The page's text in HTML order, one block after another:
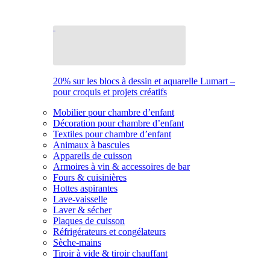
20% sur les blocs à dessin et aquarelle Lumart –
pour croquis et projets créatifs
Mobilier pour chambre d’enfant
Décoration pour chambre d’enfant
Textiles pour chambre d’enfant
Animaux à bascules
Appareils de cuisson
Armoires à vin & accessoires de bar
Fours & cuisinières
Hottes aspirantes
Lave-vaisselle
Laver & sécher
Plaques de cuisson
Réfrigérateurs et congélateurs
Sèche-mains
Tiroir à vide & tiroir chauffant